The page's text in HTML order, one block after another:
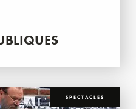
SPECTACLES